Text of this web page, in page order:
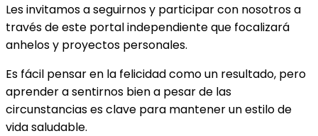
Les invitamos a seguirnos y participar con nosotros a
través de este portal independiente que focalizará
anhelos y proyectos personales.
Es fácil pensar en la felicidad como un resultado, pero
aprender a sentirnos bien a pesar de las
circunstancias es clave para mantener un estilo de
vida saludable.